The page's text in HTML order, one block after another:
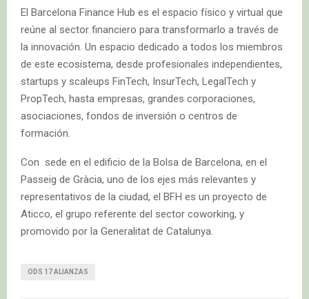
El Barcelona Finance Hub es el espacio físico y virtual que
reúne al sector financiero para transformarlo a través de
la innovación. Un espacio dedicado a todos los miembros
de este ecosistema, desde profesionales independientes,
startups y scaleups FinTech, InsurTech, LegalTech y
PropTech, hasta empresas, grandes corporaciones,
asociaciones, fondos de inversión o centros de
formación.
Con sede en el edificio de la Bolsa de Barcelona, en el
Passeig de Gràcia, uno de los ejes más relevantes y
representativos de la ciudad, el BFH es un proyecto de
Aticco, el grupo referente del sector coworking, y
promovido por la Generalitat de Catalunya.
ODS 17 ALIANZAS